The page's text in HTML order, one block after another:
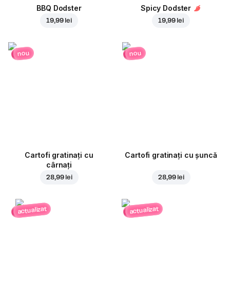
BBQ Dodster
19,99 lei
Spicy Dodster
19,99 lei
nou
Cartofi gratinați cu
cârnați
28,99 lei
nou
Cartofi gratinați cu șuncă
28,99 lei
actualizat actualizat